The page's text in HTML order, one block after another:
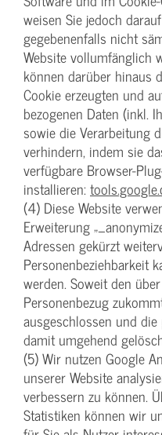
weisen Sie jedoch
gegebenenfalls nicht
Website vollumfänglich
können darüber hinaus
Cookie erzeugten und
bezogenen Daten (inkl.
sowie die Verarbeitung
verhindern, indem sie
verfügbare Browser-
installieren:
(4) Diese Website
Erweiterung
Adressen gekürzt
Personenbeziehbarkeit
werden. Soweit den
Personenbezug
ausgeschlossen und
damit umgehend
(5) Wir nutzen Google
unserer Website
verbessern zu können.
Statistiken können wir